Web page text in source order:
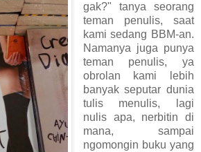
gak?" tanya seorang
teman penulis, saat
kami sedang BBM-an.
Namanya juga punya
teman penulis, ya
obrolan kami lebih
banyak seputar dunia
tulis menulis, lagi
nulis apa, nerbitin di
mana, sampai
ngomongin buku yang